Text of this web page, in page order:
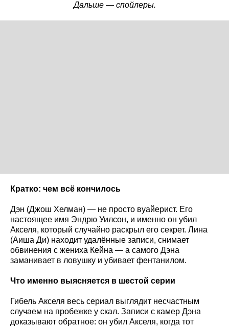
Дальше — спойлеры.
Кратко: чем всё кончилось
Дэн (Джош Хелман) — не просто вуайерист. Его
настоящее имя Эндрю Уилсон, и именно он убил
Акселя, который случайно раскрыл его секрет. Лина
(Аиша Ди) находит удалённые записи, снимает
обвинения с жениха Кейна — а самого Дэна
заманивает в ловушку и убивает фентанилом.
Что именно выясняется в шестой серии
Гибель Акселя весь сериал выглядит несчастным
случаем на пробежке у скал. Записи с камер Дэна
доказывают обратное: он убил Акселя, когда тот